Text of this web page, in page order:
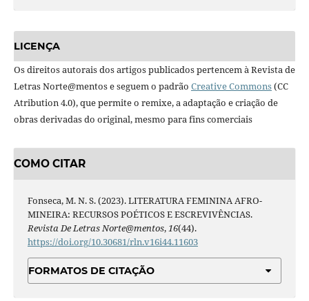
LICENÇA
Os direitos autorais dos artigos publicados pertencem à Revista de
Letras Norte@mentos e seguem o padrão Creative Commons(CC
Atribution 4.0), que permite o remixe, a adaptação e criação de
obras derivadas do original, mesmo para fins comerciais
COMO CITAR
Fonseca, M. N. S. (2023). LITERATURA FEMININA AFRO-
MINEIRA: RECURSOS POÉTICOS E ESCREVIVÊNCIAS.
Revista De Letras Norte@mentos,16(44).
https://doi.org/10.30681/rln.v16i44.11603
FORMATOS DE CITAÇÃO